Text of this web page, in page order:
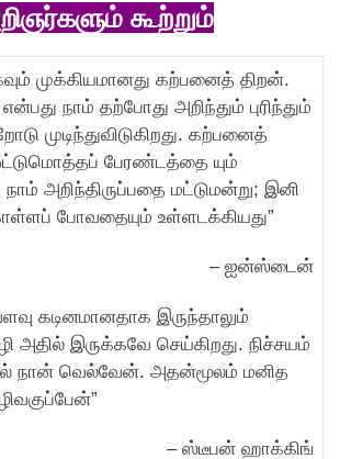
கூற்றும்
முக்கியமானது கற்பனைத் திறன்.
நாம் தற்போது அறிந்தும் புரிந்தும்
முடிந்துவிடுகிறது. கற்பனைத்
பேரண்டத்தை யும்
அறிந்திருப்பதை மட்டுமன்று; இனி
போவதையும் உள்ளடக்கியது”
– ஐன்ஸ்டைன்
கடினமானதாக இருந்தாலும்
அதில் இருக்கவே செய்கிறது. நிச்சயம்
நான் வெல்வேன். அதன்மூலம் மனித
– ஸ்டீபன் ஹாக்கிங்